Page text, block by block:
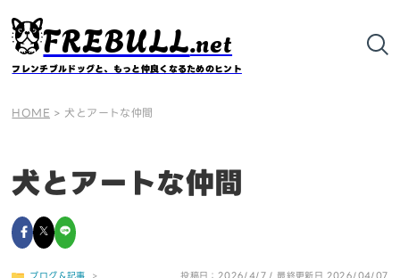
FREBULL.net
フレンチブルドッグと、もっと仲良くなるためのヒント
HOME > 犬とアートな仲間
犬とアートな仲間
ブログ＆記事 > 投稿日：2026/4/7 / 最終更新日 2026/04/07